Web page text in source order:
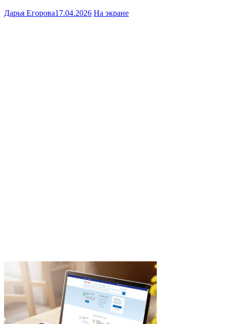
Дарья Егорова17.04.2026 На экране